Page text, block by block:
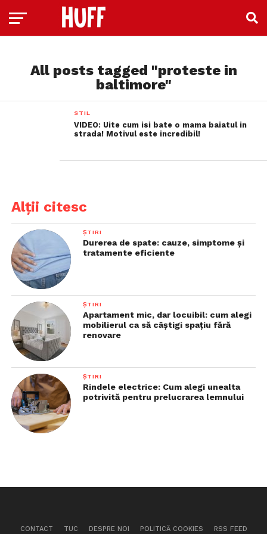
All posts tagged "proteste in
baltimore"
STIL
VIDEO: Uite cum isi bate o mama baiatul in
strada! Motivul este incredibil!
Alții citesc
ȘTIRI
Durerea de spate: cauze, simptome și
tratamente eficiente
ȘTIRI
Apartament mic, dar locuibil: cum alegi
mobilierul ca să câștigi spațiu fără
renovare
ȘTIRI
Rindele electrice: Cum alegi unealta
potrivită pentru prelucrarea lemnului
CONTACT TUC DESPRE NOI POLITICĂ COOKIES RSS FEED